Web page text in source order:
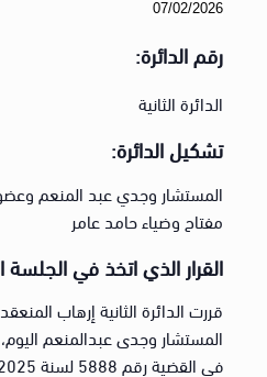
07/02/2026
رقم الدائرة:
الدائرة الثانية
تشكيل الدائرة:
المستشار وجدي عبد المنعم
مفتاح وضياء حامد عامر
القرار الذي اتخذ في الجلسة
قررت الدائرة الثانية إرهاب